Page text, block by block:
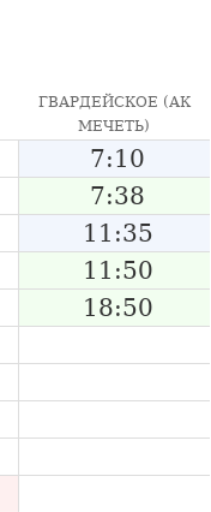
ГВАРДЕЙСКОЕ (АК
МЕЧЕТЬ)
7:10
7:38
11:35
11:50
18:50